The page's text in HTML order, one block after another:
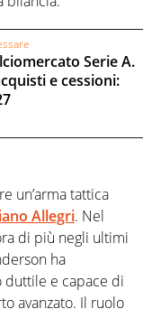
Serie A.
e cessioni:
un’arma tattica
Allegri. Nel
di più negli ultimi
ha
duttile e capace di
avanzato. Il ruolo